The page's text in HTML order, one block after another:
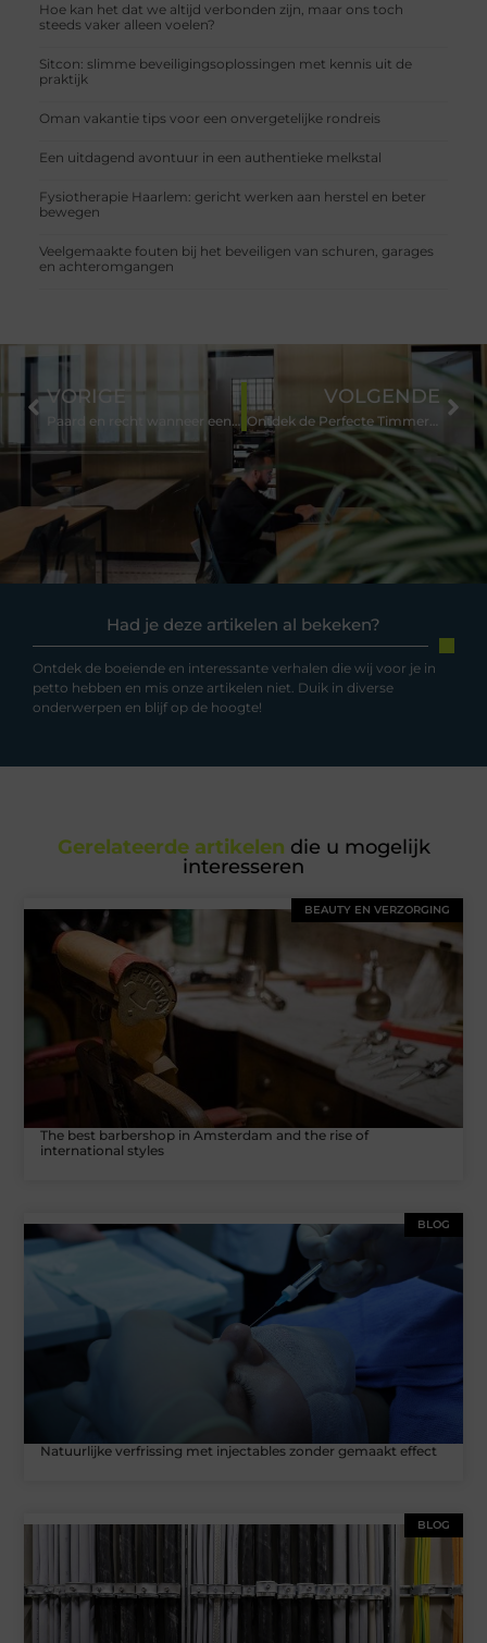
Hoe kan het dat we altijd verbonden zijn, maar ons toch
steeds vaker alleen voelen?
Sitcon: slimme beveiligingsoplossingen met kennis uit de
praktijk
Oman vakantie tips voor een onvergetelijke rondreis
Een uitdagend avontuur in een authentieke melkstal
Fysiotherapie Haarlem: gericht werken aan herstel en beter
bewegen
Veelgemaakte fouten bij het beveiligen van schuren, garages
en achteromgangen
Had je deze artikelen al bekeken?
Ontdek de boeiende en interessante verhalen die wij voor je in
petto hebben en mis onze artikelen niet. Duik in diverse
onderwerpen en blijf op de hoogte!
VORIGE
Paard en recht wanneer een advocaat arbeidsrecht Deventer uitkomst biedt bij geschillen in de paarde
VOLGENDE
Ontdek de Perfecte Timmerbedrijf in Geleen voor Uw Woningrenovaties
Gerelateerde artikelen die u mogelijk
interesseren
BEAUTY EN VERZORGING
The best barbershop in Amsterdam and the rise of
international styles
BLOG
Natuurlijke verfrissing met injectables zonder gemaakt effect
BLOG